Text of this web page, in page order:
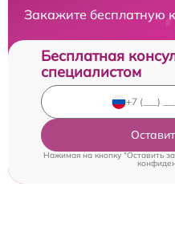
Закажите бесплатную
Бесплатная
специалистом
Нажимая на кнопку "Оставить